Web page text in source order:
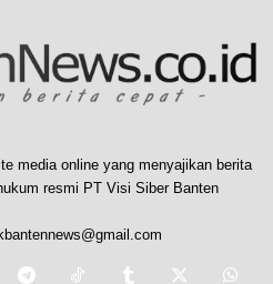
media online yang menyajikan berita
resmi PT Visi Siber Banten